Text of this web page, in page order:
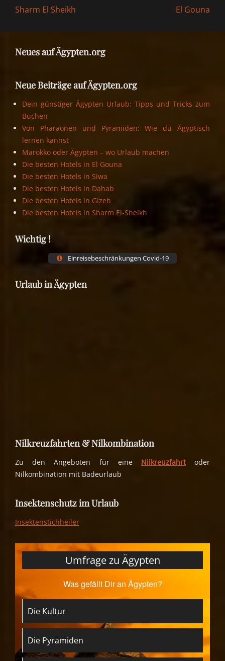
Previous
Sharm El Sheikh El Gouna
Neues auf Ägypten.org
Neue Beiträge auf Ägypten.org
Dein günstiger Ägypten Urlaub: Tipps und Tricks zum
Buchen
Von Pharaonen und Pyramiden: Wie du Ägyptisch
lernen kannst
Marokko oder Ägypten – wo Urlaub machen
Die besten Hotels in El Gouna
Die besten Hotels in Siwa
Die besten Hotels in Dahab
Die besten Hotels in Gizeh
Die besten Hotels in Sharm El-Sheikh
Wichtig !
Einreisebeschränkungen Covid-19
Urlaub in Ägypten
Nilkreuzfahrten & Nilkombination
Zu den Angeboten für eine Nilkreuzfahrtoder
Nilkombination mit Badeurlaub
Insektenschutz im Urlaub
Insektenstichheiler
Umfrage zu Ägypten
Was gefällt Dir an Ägypten?
Die Kultur
Die Pyramiden